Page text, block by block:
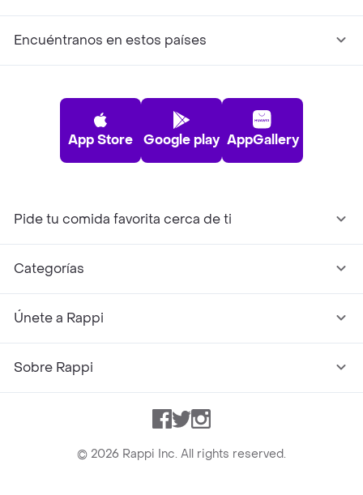
Encuéntranos en estos países
App Store Google play AppGallery
Pide tu comida favorita cerca de ti
Categorías
Únete a Rappi
Sobre Rappi
Facebook
TwitterInstagram
© 2026 Rappi Inc. All rights reserved.